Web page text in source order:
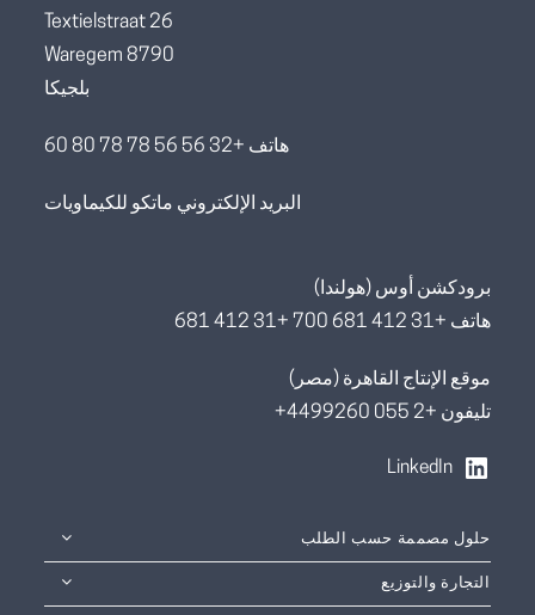
Textielstraat 26
8790 Waregem
بلجيكا
هاتف +32 56 56 78 78 80 60
البريد الإلكتروني ماتكو للكيماويات
برودكشن أوس (هولندا)
هاتف +31 412 681 700 +31 412 681
موقع الإنتاج القاهرة (مصر)
تليفون +2 055 4499260+
LinkedIn
حلول مصممة حسب الطلب
التجارة والتوزيع